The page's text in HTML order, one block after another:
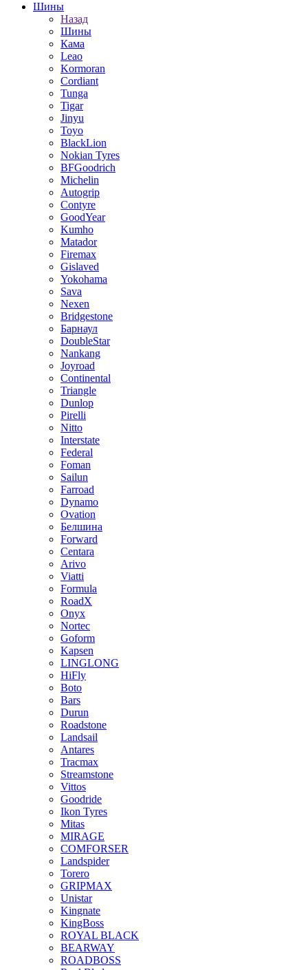
Шины
Назад
Шины
Кама
Leao
Kormoran
Cordiant
Tunga
Tigar
Jinyu
Toyo
BlackLion
Nokian Tyres
BFGoodrich
Michelin
Autogrip
Contyre
GoodYear
Kumho
Matador
Firemax
Gislaved
Yokohama
Sava
Nexen
Bridgestone
Барнаул
DoubleStar
Nankang
Joyroad
Continental
Triangle
Dunlop
Pirelli
Nitto
Interstate
Federal
Foman
Sailun
Farroad
Dynamo
Ovation
Белшина
Forward
Centara
Arivo
Viatti
Formula
RoadX
Onyx
Nortec
Goform
Kapsen
LINGLONG
HiFly
Boto
Bars
Durun
Roadstone
Landsail
Antares
Tracmax
Streamstone
Vittos
Goodride
Ikon Tyres
Mitas
MIRAGE
COMFORSER
Landspider
Torero
GRIPMAX
Unistar
Kingnate
KingBoss
ROYAL BLACK
BEARWAY
ROADBOSS